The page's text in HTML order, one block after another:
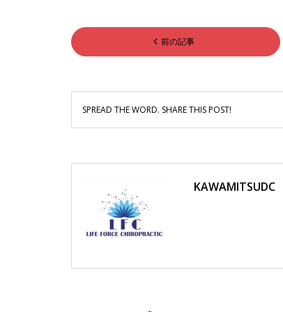
前の記事
SPREAD THE WORD. SHARE THIS POST!
KAWAMITSUDC